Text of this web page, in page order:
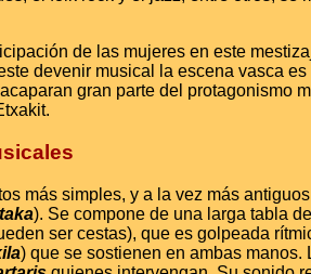
de las mujeres en este
devenir musical la escena vasca
gran parte del protagonismo
más simples, y a la vez más
). Se compone de una larga tabla
ser cestas), que es golpeada
) que se sostienen en ambas manos.